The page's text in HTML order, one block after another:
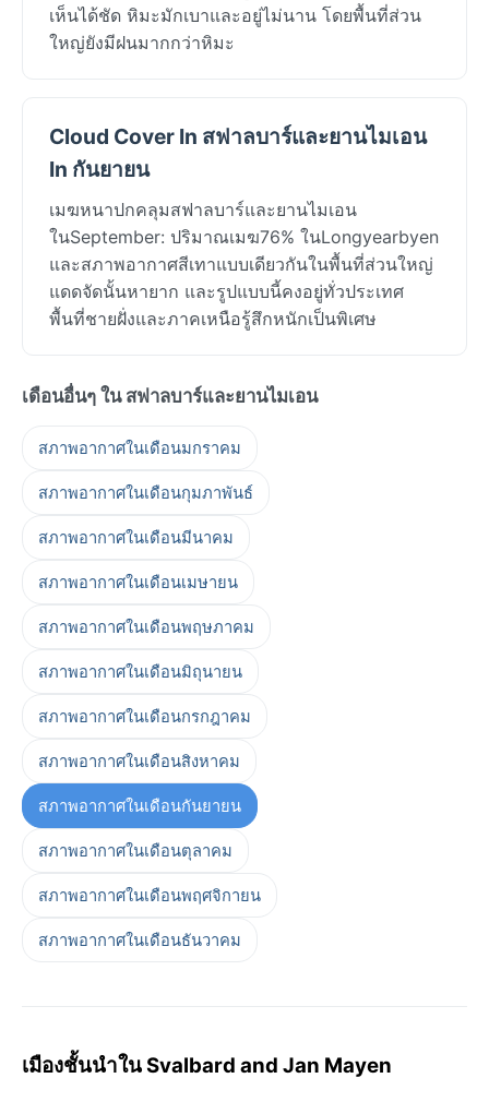
เห็นได้ชัด หิมะมักเบาและอยู่ไม่นาน โดยพื้นที่ส่วน
ใหญ่ยังมีฝนมากกว่าหิมะ
Cloud Cover In สฟาลบาร์และยานไมเอน
In กันยายน
เมฆหนาปกคลุมสฟาลบาร์และยานไมเอน
ในSeptember: ปริมาณเมฆ76% ในLongyearbyen
และสภาพอากาศสีเทาแบบเดียวกันในพื้นที่ส่วนใหญ่
แดดจัดนั้นหายาก และรูปแบบนี้คงอยู่ทั่วประเทศ
พื้นที่ชายฝั่งและภาคเหนือรู้สึกหนักเป็นพิเศษ
เดือนอื่นๆ ใน สฟาลบาร์และยานไมเอน
สภาพอากาศในเดือนมกราคม
สภาพอากาศในเดือนกุมภาพันธ์
สภาพอากาศในเดือนมีนาคม
สภาพอากาศในเดือนเมษายน
สภาพอากาศในเดือนพฤษภาคม
สภาพอากาศในเดือนมิถุนายน
สภาพอากาศในเดือนกรกฎาคม
สภาพอากาศในเดือนสิงหาคม
สภาพอากาศในเดือนกันยายน
สภาพอากาศในเดือนตุลาคม
สภาพอากาศในเดือนพฤศจิกายน
สภาพอากาศในเดือนธันวาคม
เมืองชั้นนำใน Svalbard and Jan Mayen